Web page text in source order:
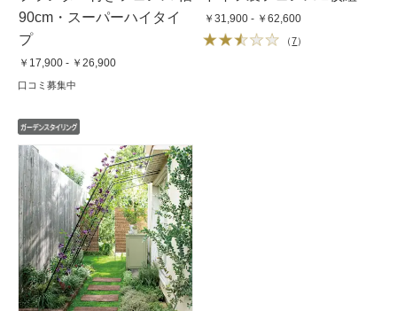
90cm・スーパーハイタイ
プ
￥17,900 - ￥26,900
口コミ募集中
￥31,900 - ￥62,600
（7）